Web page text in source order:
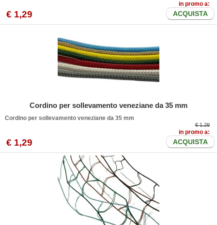
in promo a:
€ 1,29 ACQUISTA
Cordino per sollevamento veneziane da 35 mm
Cordino per sollevamento veneziane da 35 mm
€ 1.29
in promo a:
€ 1,29 ACQUISTA